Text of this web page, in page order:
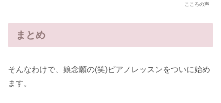
こころの声
まとめ
そんなわけで、娘念願の(笑)ピアノレッスンをついに始め
ます。